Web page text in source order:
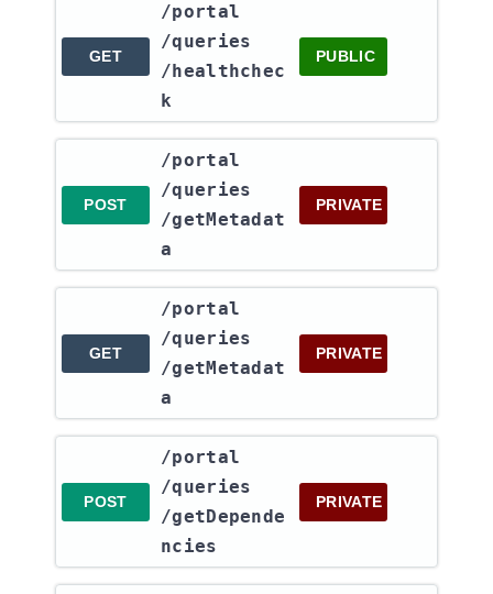
GET
​/portal​
/queries​
/healthchec
k
PUBLIC
POST
​/portal​
/queries​
/getMetadat
a
PRIVATE
GET
​/portal​
/queries​
/getMetadat
a
PRIVATE
POST
​/portal​
/queries​
/getDepende
ncies
PRIVATE